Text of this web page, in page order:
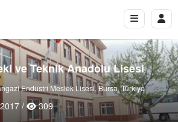
ve Teknik Anadolu Lisesi
Endüstri Meslek Lisesi, Bursa, Türkiye
/ 309